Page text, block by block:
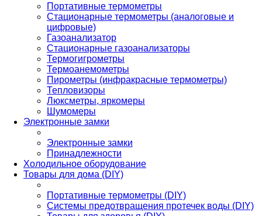
Портативные термометры
Стационарные термометры (аналоговые и
цифровые)
Газоанализатор
Стационарные газоанализаторы
Термогигрометры
Термоанемометры
Пирометры (инфракрасные термометры)
Тепловизоры
Люксметры, яркомеры
Шумомеры
Электронные замки
Электронные замки
Принадлежности
Холодильное оборудование
Товары для дома (DIY)
Портативные термометры (DIY)
Системы предотвращения протечек воды (DIY)